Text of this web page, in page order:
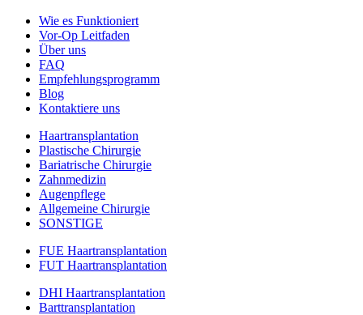
Wie es Funktioniert
Vor-Op Leitfaden
Über uns
FAQ
Empfehlungsprogramm
Blog
Kontaktiere uns
Haartransplantation
Plastische Chirurgie
Bariatrische Chirurgie
Zahnmedizin
Augenpflege
Allgemeine Chirurgie
SONSTIGE
FUE Haartransplantation
FUT Haartransplantation
DHI Haartransplantation
Barttransplantation